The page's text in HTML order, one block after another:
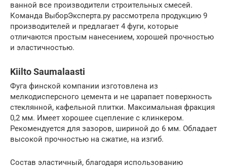
ванной все производители строительных смесей.
Команда ВыборЭксперта.ру рассмотрела продукцию 9
производителей и предлагает 4 фуги, которые
отличаются простым нанесением, хорошей прочностью
и эластичностью.
Kiilto Saumalaasti
Фуга финской компании изготовлена из
мелкодисперсного цемента и не царапает поверхность
стеклянной, кафельной плитки. Максимальная фракция
0,2 мм. Имеет хорошее сцепление с клинкером.
Рекомендуется для зазоров, шириной до 6 мм. Обладает
высокой прочностью на сжатие, на изгиб.
Состав эластичный, благодаря использованию